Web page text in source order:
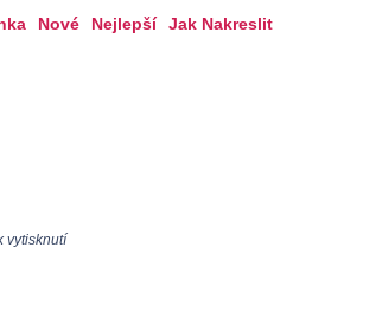
Nové Nejlepší Jak Nakreslit
vytisknutí